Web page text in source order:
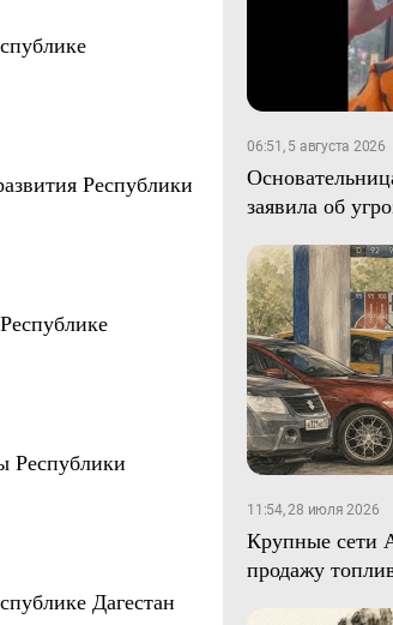
Республики
Республики
Дагестан
06:51, 5 августа 2026
заявила об
11:54, 28 июля 2026
Крупные сети
продажу